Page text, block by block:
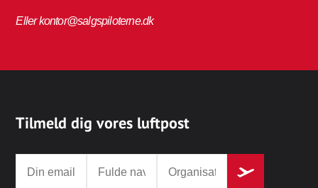
Tilmeld dig vores luftpost
Eller kontor@salgspiloterne.dk